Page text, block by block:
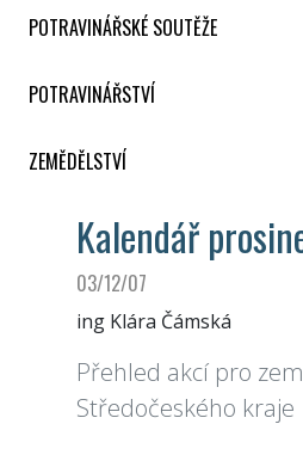
POTRAVINÁŘSKÉ SOUTĚŽE
POTRAVINÁŘSTVÍ
ZEMĚDĚLSTVÍ
Kalendář
03/12/07
ing Klára Čámská
Přehled akcí pro
Středočeského kraje